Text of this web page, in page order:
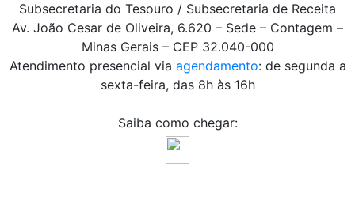
Subsecretaria do Tesouro / Subsecretaria de Receita
Av. João Cesar de Oliveira, 6.620 – Sede – Contagem –
Minas Gerais – CEP 32.040-000
Atendimento presencial via agendamento: de segunda a
sexta-feira, das 8h às 16h
Saiba como chegar: